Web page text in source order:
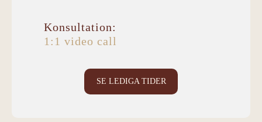
Konsultation:
1:1 video call
SE LEDIGA TIDER